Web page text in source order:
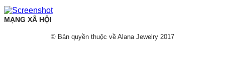
MẠNG XÃ HỘI
© Bản quyền thuộc về Alana Jewelry 2017